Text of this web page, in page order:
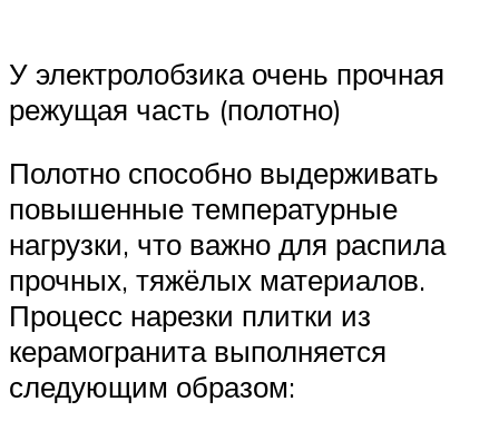
У электролобзика очень прочная
режущая часть (полотно)
Полотно способно выдерживать
повышенные температурные
нагрузки, что важно для распила
прочных, тяжёлых материалов.
Процесс нарезки плитки из
керамогранита выполняется
следующим образом: